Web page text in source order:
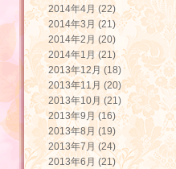
2014年4月 (22)
2014年3月 (21)
2014年2月 (20)
2014年1月 (21)
2013年12月 (18)
2013年11月 (20)
2013年10月 (21)
2013年9月 (16)
2013年8月 (19)
2013年7月 (24)
2013年6月 (21)